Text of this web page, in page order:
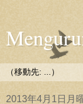
2013年4月1日月